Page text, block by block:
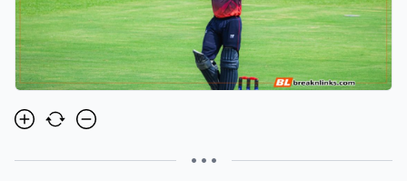
• • •